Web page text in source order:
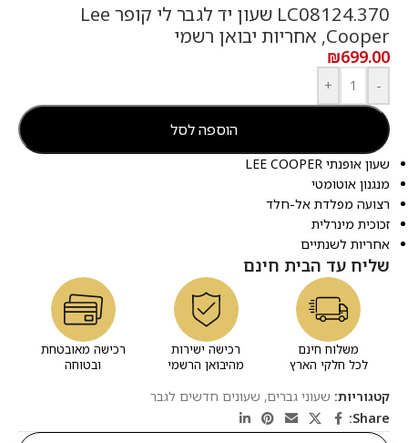
LC08124.370 שעון יד לגבר לי קופר Lee
Cooper, אחריות יבואן רשמי
₪699.00
-
+
הוספה לסל
שעון אופנתי LEE COOPER
מנגנון אוטומטי
רצועה מפלדת אל-חלד
זכוכית מינרלית
אחריות לשנתיים
שליח עד הבית חינם
משלוח חינם
לכל חלקי הארץ
רכישה ישירות
מהיבואן הרשמי
רכישה מאובטחת
ובטוחה
קטגוריות: שעוני גברים, שעונים חדשים לגבר
Share: